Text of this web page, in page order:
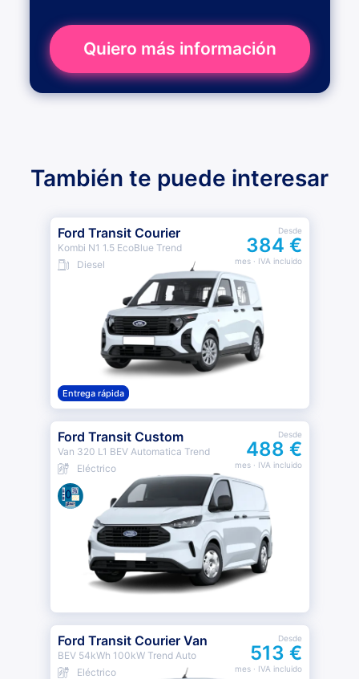
Quiero más información
También te puede interesar
Ford Transit Courier
Kombi N1 1.5 EcoBlue Trend
Diesel
Desde
384 €
mes· IVA incluido
Entrega rápida
Ford Transit Custom
Van 320 L1 BEV Automatica Trend
Eléctrico
Desde
488 €
mes· IVA incluido
Ford Transit Courier Van
BEV 54kWh 100kW Trend Auto
Eléctrico
Desde
513 €
mes· IVA incluido